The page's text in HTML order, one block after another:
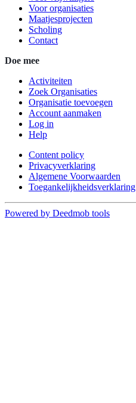
Voor organisaties
Maatjesprojecten
Scholing
Contact
Doe mee
Activiteiten
Zoek Organisaties
Organisatie toevoegen
Account aanmaken
Log in
Help
Content policy
Privacyverklaring
Algemene Voorwaarden
Toegankelijkheidsverklaring
Powered by Deedmob tools